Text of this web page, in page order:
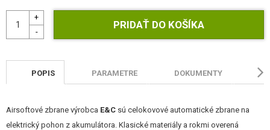
REKLAMNÉ PREDMETY
NOVÝ TOVAR
ZĽAVY, AKCIE
POPIS PARAMETRE DOKUMENTY
Airsoftové zbrane výrobca E&C sú celokovové automatické zbrane na
elektrický pohon z akumulátora. Klasické materiály a rokmi overená